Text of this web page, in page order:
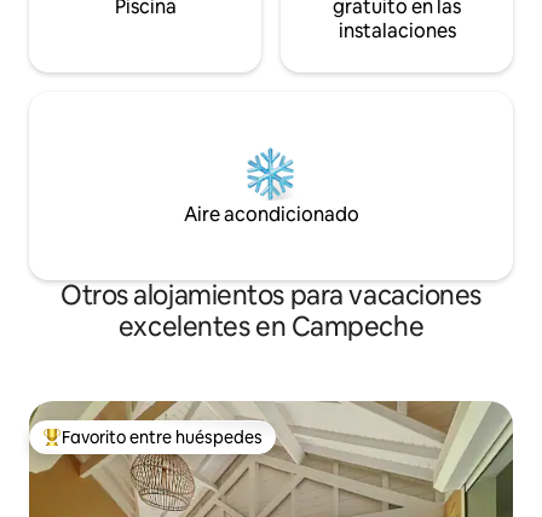
Piscina
gratuito en las
instalaciones
Aire acondicionado
Otros alojamientos para vacaciones
excelentes en Campeche
Favorito entre huéspedes preferido
Favorito entre huéspedes